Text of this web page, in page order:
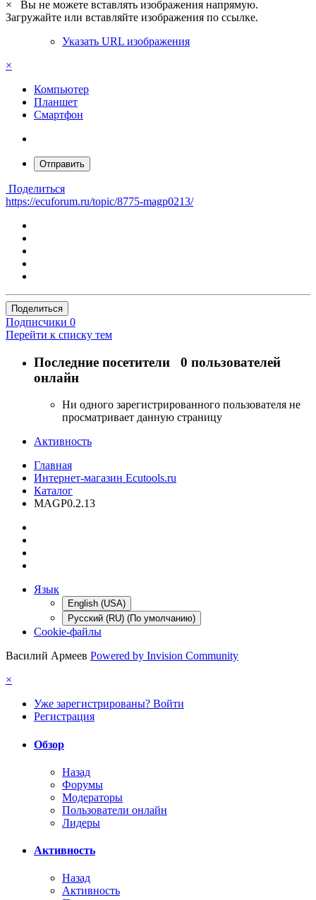
×
Вы не можете вставлять изображения напрямую.
Загружайте или вставляйте изображения по ссылке.
Указать URL изображения
×
Компьютер
Планшет
Смартфон
Отправить
Поделиться
https://ecuforum.ru/topic/8775-magp0213/
Поделиться
Подписчики 0
Перейти к списку тем
Последние посетители 0 пользователей
онлайн
Ни одного зарегистрированного пользователя не
просматривает данную страницу
Активность
Главная
Интернет-магазин Ecutools.ru
Каталог
MAGP0.2.13
Язык
English (USA)
Русский (RU) (По умолчанию)
Cookie-файлы
Василий Армеев Powered by Invision Community
×
Уже зарегистрированы? Войти
Регистрация
Обзор
Назад
Форумы
Модераторы
Пользователи онлайн
Лидеры
Активность
Назад
Активность